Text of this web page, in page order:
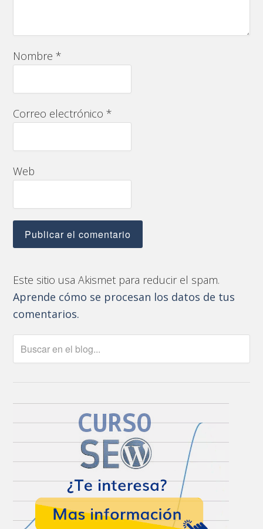
Nombre*
Correo electrónico*
Web
Este sitio usa Akismet para reducir el spam.
Aprende cómo se procesan los datos de tus
comentarios.